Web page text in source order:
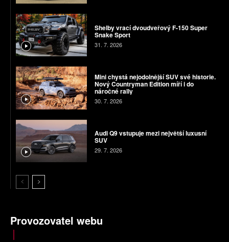
Shelby vrací dvoudveřový F-150 Super
Snake Sport
31. 7. 2026
Mini chystá nejodolnější SUV své historie.
Nový Countryman Edition míří i do
náročné rally
30. 7. 2026
Audi Q9 vstupuje mezi největší luxusní
SUV
29. 7. 2026
Provozovatel webu